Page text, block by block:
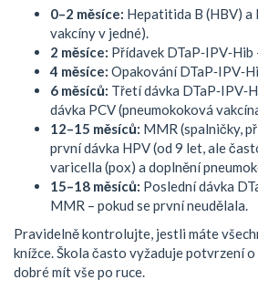
0–2 měsíce: Hepatitida B (HBV) a
vakcíny v jedné).
2 měsíce: Přídavek DTaP‑IPV‑Hib
4 měsíce: Opakování
6 měsíců: Třetí dávka
dávka PCV (pneumokoková
12–15 měsíců: MMR (spalničky,
první dávka HPV (od 9 let, ale
varicella (pox) a doplnění
15–18 měsíců: Poslední dávka
MMR – pokud se první neudělala.
Pravidelně kontrolujte, jestli máte
knížce. Škola často vyžaduje potvrzení
dobré mít vše po ruce.